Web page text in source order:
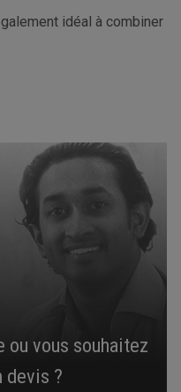
idéal à combiner
ou vous souhaitez
devis ?